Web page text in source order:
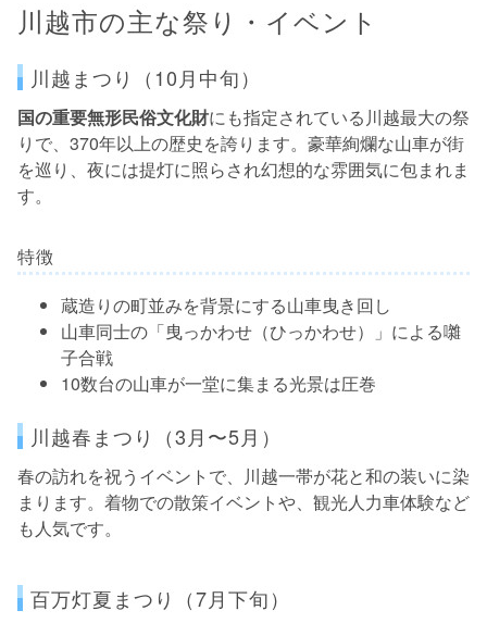
川越市の主な祭り・イベント
川越まつり（10月中旬）
国の重要無形民俗文化財にも指定されている川越最大の祭
りで、370年以上の歴史を誇ります。豪華絢爛な山車が街
を巡り、夜には提灯に照らされ幻想的な雰囲気に包まれま
す。
特徴
蔵造りの町並みを背景にする山車曳き回し
山車同士の「曳っかわせ（ひっかわせ）」による囃
子合戦
10数台の山車が一堂に集まる光景は圧巻
川越春まつり（3月〜5月）
春の訪れを祝うイベントで、川越一帯が花と和の装いに染
まります。着物での散策イベントや、観光人力車体験など
も人気です。
百万灯夏まつり（7月下旬）